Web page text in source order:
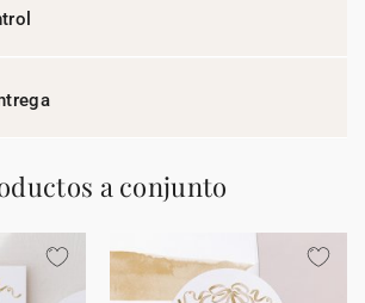
a conjunto